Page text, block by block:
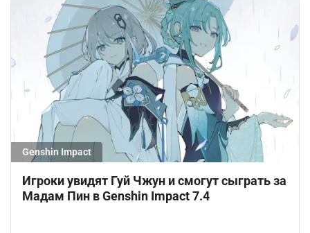
Genshin Impact
Игроки увидят Гуй Чжун и смогут сыграть за
Мадам Пин в Genshin Impact 7.4